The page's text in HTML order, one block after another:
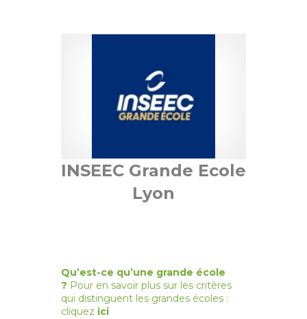
INSEEC Grande Ecole
Lyon
Qu’est-ce qu’une grande école
? Pour en savoir plus sur les critères
qui distinguent les grandes écoles :
cliquez ici